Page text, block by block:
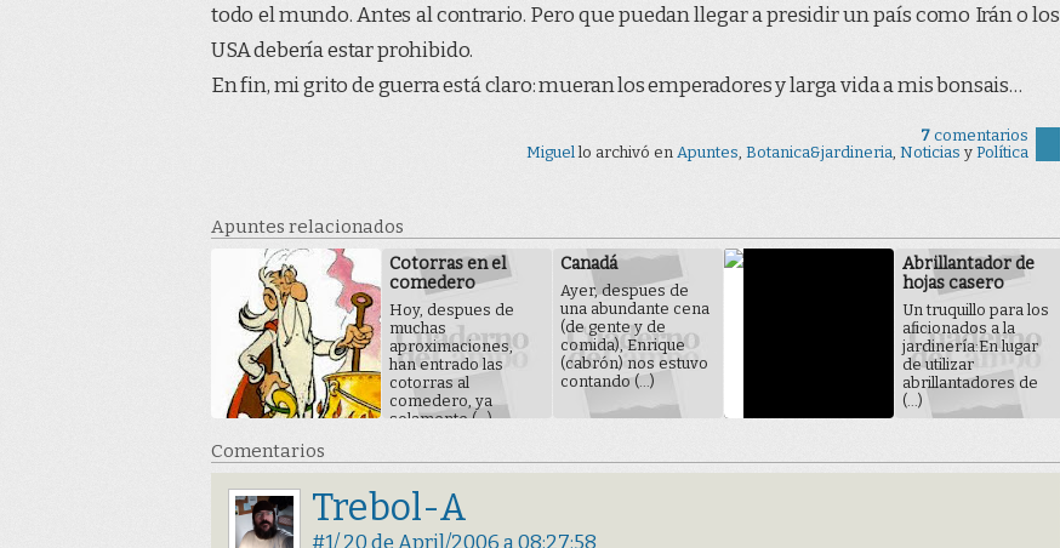
todo el mundo. Antes al contrario. Pero que puedan llegar a presidir un país como Irán o los
USA debería estar prohibido.
En fin, mi grito de guerra está claro: mueran los emperadores y larga vida a mis bonsais…
7 comentarios
Miguel lo archivó en Apuntes, Botanica&jardineria, Noticias y Polí­tica
Apuntes relacionados
Cotorras en el
comedero
Hoy, despues de
muchas
aproximaciones,
han entrado las
cotorras al
comedero, ya
solamente (...)
Canadá
Ayer, despues de
una abundante cena
(de gente y de
comida), Enrique
(cabrón) nos estuvo
contando (...)
Abrillantador de
hojas casero
Un truquillo para los
aficionados a la
jardinería:En lugar
de utilizar
abrillantadores de
(...)
Comentarios
Trebol-A
#1/ 20 de April/2006 a 08:27:58